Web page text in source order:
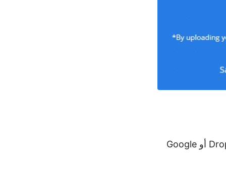
قم بإسقاط أو تحميل ملف KML الخاص بك. يمكنك أيضًا تقديم ملف من Dropbox أو Google